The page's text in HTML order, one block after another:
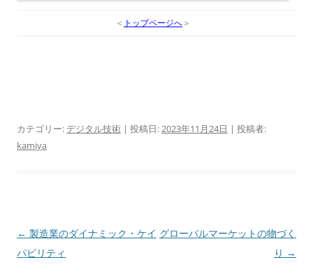
＜ トップページへ＞
カテゴリー: デジタル技術 | 投稿日:2023年11月24日 | 投稿者:
kamiya
投
稿
← 製造業のダイナミック・ケイ
パビリティ
グローバルマーケットの物づく
り →